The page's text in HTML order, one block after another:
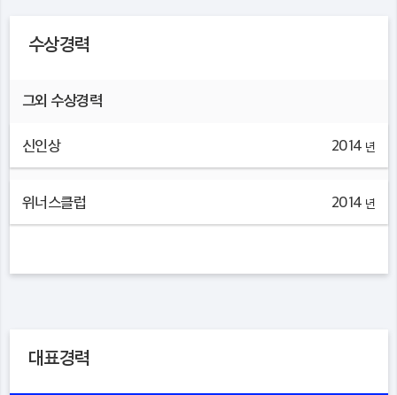
수상경력
그외 수상경력
신인상 2014 년
위너스클럽 2014 년
대표경력